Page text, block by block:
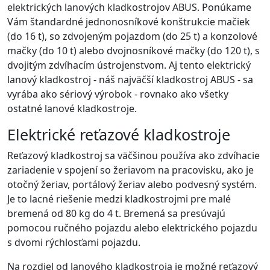
elektrických lanových kladkostrojov ABUS. Ponúkame
Vám štandardné jednonosníkové konštrukcie mačiek
(do 16 t), so zdvojeným pojazdom (do 25 t) a konzolové
mačky (do 10 t) alebo dvojnosníkové mačky (do 120 t), s
dvojitým zdvíhacím ústrojenstvom. Aj tento elektrický
lanový kladkostroj - náš najväčší kladkostroj ABUS - sa
vyrába ako sériový výrobok - rovnako ako všetky
ostatné lanové kladkostroje.
Elektrické reťazové kladkostroje
Reťazový kladkostroj sa väčšinou používa ako zdvíhacie
zariadenie v spojení so žeriavom na pracovisku, ako je
otočný žeriav, portálový žeriav alebo podvesný systém.
Je to lacné riešenie medzi kladkostrojmi pre malé
bremená od 80 kg do 4 t. Bremená sa presúvajú
pomocou ručného pojazdu alebo elektrického pojazdu
s dvomi rýchlosťami pojazdu.
Na rozdiel od lanového kladkostroja je možné reťazový